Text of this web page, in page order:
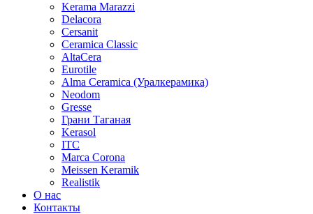
Kerama Marazzi
Delacora
Cersanit
Ceramica Classic
AltaCera
Eurotile
Alma Ceramica (Уралкерамика)
Neodom
Gresse
Грани Таганая
Kerasol
ITC
Marca Corona
Meissen Keramik
Realistik
О нас
Контакты